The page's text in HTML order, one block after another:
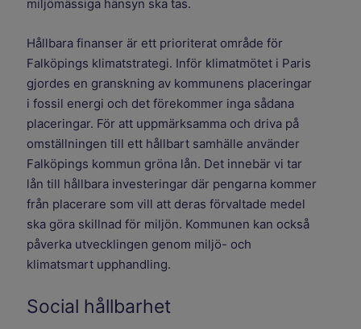
miljömässiga hänsyn ska tas.
Hållbara finanser är ett prioriterat område för
Falköpings klimatstrategi. Inför klimatmötet i Paris
gjordes en granskning av kommunens placeringar
i fossil energi och det förekommer inga sådana
placeringar. För att uppmärksamma och driva på
omställningen till ett hållbart samhälle använder
Falköpings kommun gröna lån. Det innebär vi tar
lån till hållbara investeringar där pengarna kommer
från placerare som vill att deras förvaltade medel
ska göra skillnad för miljön. Kommunen kan också
påverka utvecklingen genom miljö- och
klimatsmart upphandling.
Social hållbarhet